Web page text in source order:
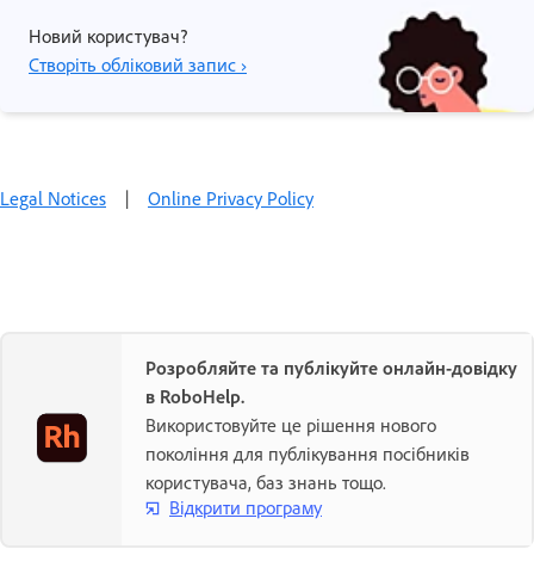
Новий користувач?
Створіть обліковий запис ›
Legal Notices | Online Privacy Policy
Розробляйте та публікуйте онлайн-довідку
в RoboHelp.
Використовуйте це рішення нового
покоління для публікування посібників
користувача, баз знань тощо.
Відкрити програму